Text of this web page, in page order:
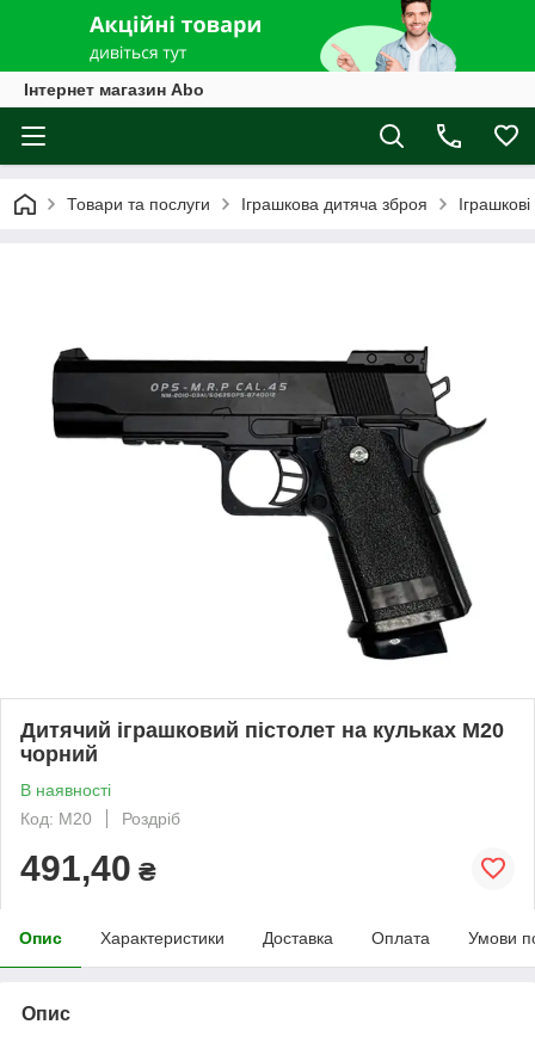
Інтернет магазин Abo
Товари та послуги Іграшкова дитяча зброя
Дитячий іграшковий пістолет на кульках M20
чорний
В наявності
Код: M20
Роздріб
491,40 ₴
Опис Характеристики Доставка Оплата Умови
Опис